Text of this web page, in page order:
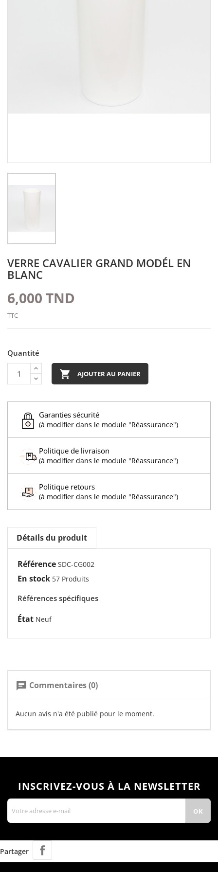
VERRE CAVALIER GRAND MODÉL EN
BLANC
6,000 TND
TTC
Quantité
 AJOUTER AU PANIER
Garanties sécurité
(à modifier dans le module "Réassurance")
Politique de livraison
(à modifier dans le module "Réassurance")
Politique retours
(à modifier dans le module "Réassurance")
Détails du produit
Référence SDC-CG002
En stock 57 Produits
Références spécifiques
État Neuf
chat Commentaires (0)
Aucun avis n'a été publié pour le moment.
INSCRIVEZ-VOUS À LA NEWSLETTER
Partager